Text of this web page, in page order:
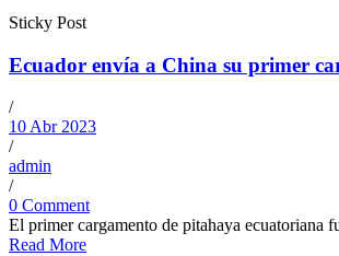
Sticky Post
Ecuador envía a China su primer
/
10 Abr 2023
/
admin
/
0 Comment
El primer cargamento de pitahaya ecuatoriana
Read More